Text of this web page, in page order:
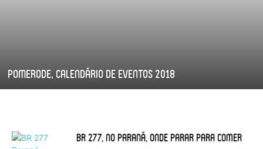
Pomerode, calendário de eventos 2018
BR 277, no Paraná, onde parar para comer